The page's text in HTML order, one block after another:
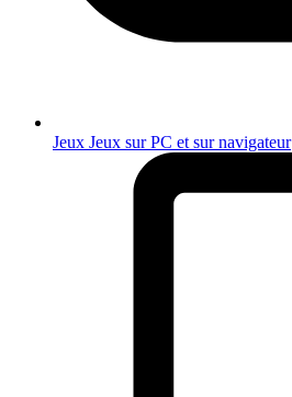
Jeux Jeux sur PC et sur navigateur